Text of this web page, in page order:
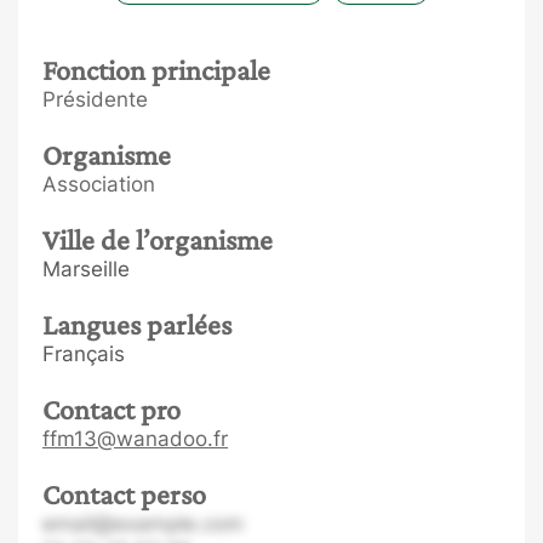
Fonction principale
Présidente
Organisme
Association
Ville de l’organisme
Marseille
Langues parlées
Français
Contact pro
ffm13@wanadoo.fr
Contact perso
email@example.com